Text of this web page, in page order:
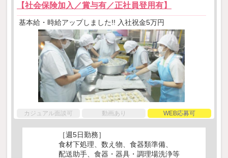
【社会保険加入／賞与有／正社員登用有】
基本給・時給アップしました!! 入社祝金5万円
カジュアル面談可 動画あり WEB応募可
［週5日勤務］
食材下処理、数え物、食器類準備、
配送助手、食器・器具・調理場洗浄等